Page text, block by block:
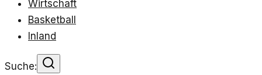
Wirtschaft
Basketball
Inland
Suche: